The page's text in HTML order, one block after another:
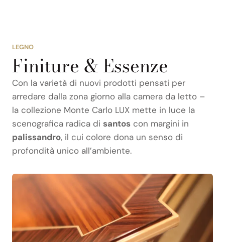
LEGNO
Finiture & Essenze
Con la varietà di nuovi prodotti pensati per
arredare dalla zona giorno alla camera da letto –
la collezione Monte Carlo LUX mette in luce la
scenografica radica di santos con margini in
palissandro, il cui colore dona un senso di
profondità unico all’ambiente.